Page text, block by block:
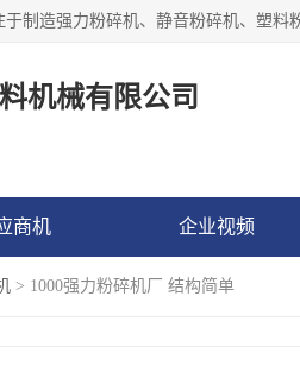
机械有限公司
商机 企业视频
> 1000强力粉碎机厂 结构简单